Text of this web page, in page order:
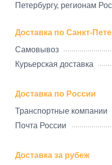
Петербургу, регионам
Доставка по Санкт-
Самовывоз
Курьерская доставка
Доставка по России
Транспортные компании
Почта России
Доставка за рубеж